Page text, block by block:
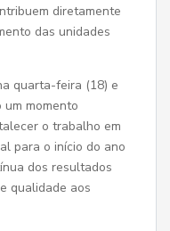
diretamente
das unidades
quarta-feira (18) e
momento
o trabalho em
para o início do ano
dos resultados
qualidade aos